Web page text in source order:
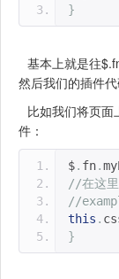
}
基本上就是往
然后我们的插件代
比如我们将页
件：
$. fn.
//在这
//
this .
}